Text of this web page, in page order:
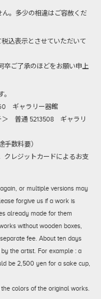
。多少の相違はご容赦くだ
込表示とさせていただいて
卒ご了承のほどをお願い申上
ギャラリー器館
＞ 普通 5213508 ギャラリ
数料要）
クレジットカードによるお支
or multiple versions may
forgive us if a work is
already made for them
without wooden boxes,
fee. About ten days
the artist. For example : a
be 2,500 yen for a sake cup,
colors of the original works.